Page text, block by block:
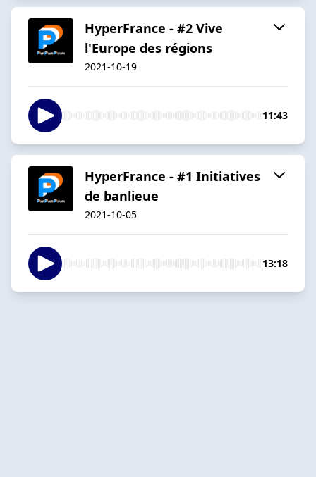
HyperFrance - #2 Vive
l'Europe des régions
2021-10-19
11:43
HyperFrance - #1 Initiatives
de banlieue
2021-10-05
13:18